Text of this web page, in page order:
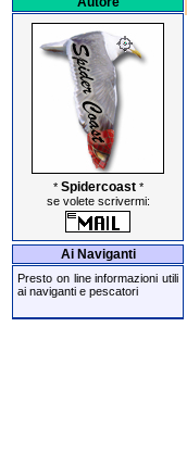
* Spidercoast*
se volete scrivermi:
Ai Naviganti
Presto on line informazioni utili
ai naviganti e pescatori